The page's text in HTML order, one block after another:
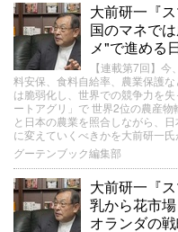
大前研一『
国のマネで
メ"で進める
【連載第7回】
料安保、食料自給率、農業保護
は脆弱化し、世界での競争力を
ートアグリ」で 世界2位の農産
と日本の農業を照合しながら、
に変えていくべきかを大前研一氏
グーテンブック編集部
大前研一『
乳から花市
オランダの戦